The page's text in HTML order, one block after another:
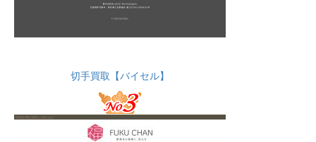
切手買取【バイセル】